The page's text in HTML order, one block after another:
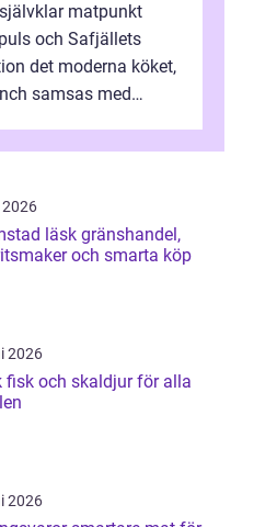
matpunkt
och Safjällets
det moderna köket,
samsas med
2026
läsk gränshandel,
och smarta köp
2026
fisk och skaldjur för alla
2026